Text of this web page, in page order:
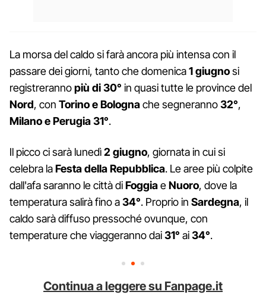
La morsa del caldo si farà ancora più intensa con il
passare dei giorni, tanto che domenica1 giugnosi
registrerannopiù di 30° in quasi tutte le province del
Nord, con Torino e Bolognache segneranno32°,
Milano e Perugia31°.
Il picco ci sarà lunedì2 giugno, giornata in cui si
celebra laFesta della Repubblica. Le aree più colpite
dall'afa saranno le città diFoggiaeNuoro, dove la
temperatura salirà fino a34°. Proprio in Sardegna, il
caldo sarà diffuso pressoché ovunque, con
temperature che viaggeranno dai31° ai34°.
Continua a leggere su Fanpage.it